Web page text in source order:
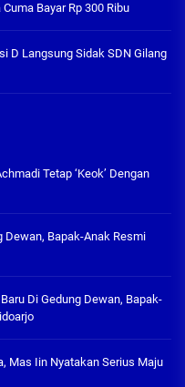
Bayar Rp 300 Ribu
D Langsung Sidak SDN Gilang
Tetap ‘Keok’ Dengan
Dewan, Bapak-Anak Resmi
Di Gedung Dewan, Bapak-
Mas Iin Nyatakan Serius Maju